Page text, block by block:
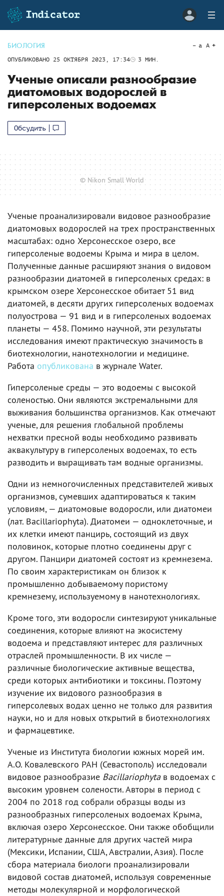
БИОЛОГИЯ
ОПУБЛИКОВАНО 25 ОКТЯБРЯ 2023, 17:34 3 МИН.
a A
Ученые описали разнообразие
диатомовых водорослей в
гиперсоленых водоемах
Обсудить
© Nikon Small World
Ученые проанализировали видовое разнообразие
диатомовых водорослей на трех пространственных
масштабах: одно Херсонесское озеро, все
гиперсоленые водоемы Крыма и мира в целом.
Полученные данные расширяют знания о видовом
разнообразии диатомей в гиперсоленых средах: в
крымском озере Херсонесское обитает 51 вид
диатомей, в десяти других гиперсоленых водоемах
полуострова — 91 вид и в гиперсоленых водоемах
планеты — 458. Помимо научной, эти результаты
исследования имеют практическую значимость в
биотехнологии, нанотехнологии и медицине.
Работа опубликована в журнале Water.
Гиперсоленые среды — это водоемы с высокой
соленостью. Они являются экстремальными для
выживания большинства организмов. Как отмечают
ученые, для решения глобальной проблемы
нехватки пресной воды необходимо развивать
аквакультуру в гиперсоленых водоемах, то есть
разводить и выращивать там водные организмы.
Одни из немногочисленных представителей живых
организмов, сумевших адаптироваться к таким
условиям, — диатомовые водоросли, или диатомеи
(лат. Bacillariophyta). Диатомеи — одноклеточные, и
их клетки имеют панцирь, состоящий из двух
половинок, которые плотно соединены друг с
другом. Панцири диатомей состоят из кремнезема.
По своим характеристикам он близок к
промышленно добываемому пористому
кремнезему, используемому в нанотехнологиях.
Кроме того, эти водоросли синтезируют уникальные
соединения, которые влияют на экосистему
водоема и представляют интерес для различных
отраслей промышленности. В их числе —
различные биологические активные вещества,
среди которых антибиотики и токсины. Поэтому
изучение их видового разнообразия в
гиперсолевых водах ценно не только для развития
науки, но и для новых открытий в биотехнологиях
и фармацевтике.
Ученые из Института биологии южных морей им.
А.О. Ковалевского РАН (Севастополь) исследовали
видовое разнообразие Bacillariophytaв водоемах с
высоким уровнем солености. Авторы в период с
2004 по 2018 год собрали образцы воды из
разнообразных гиперсоленых водоемах Крыма,
включая озеро Херсонесское. Они также обобщили
литературные данные для других частей мира
(Мексики, Испании, США, Австралии, Азия). После
сбора материала биологи проанализировали
видовой состав диатомей, используя современные
методы молекулярной и морфологической